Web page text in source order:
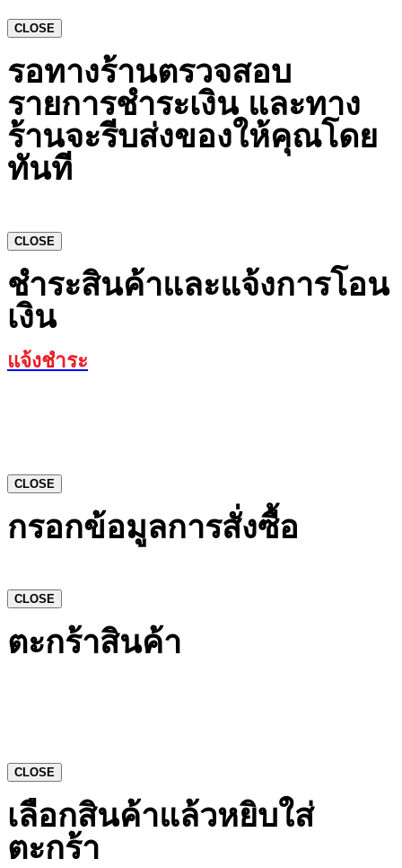
CLOSE
รอทางร้านตรวจสอบ
รายการชำระเงิน และทาง
ร้านจะรีบส่งของให้คุณโดย
ทันที
CLOSE
ชำระสินค้าและแจ้งการโอน
เงิน
แจ้งชำระ
CLOSE
กรอกข้อมูลการสั่งซื้อ
CLOSE
ตะกร้าสินค้า
CLOSE
เลือกสินค้าแล้วหยิบใส่
ตะกร้า